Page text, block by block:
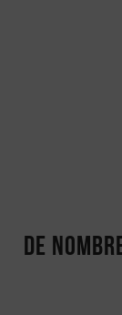
De